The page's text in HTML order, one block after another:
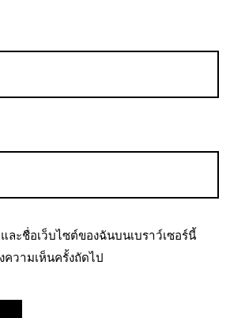
ละชื่อเว็บไซต์ของฉันบนเบราว์เซอร์นี้
วามเห็นครั้งถัดไป